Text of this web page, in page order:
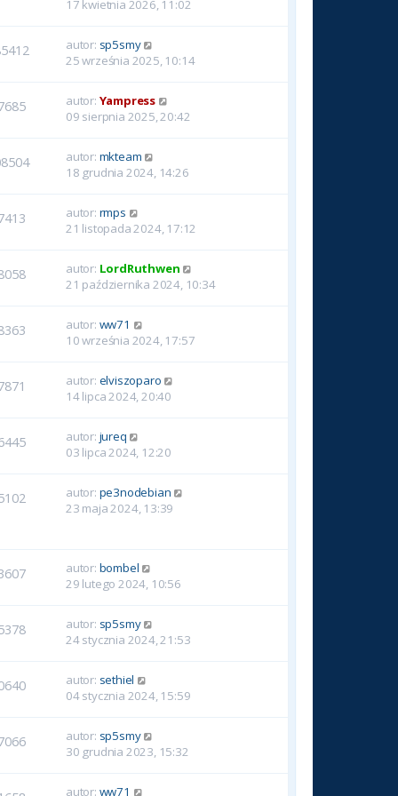
17 kwietnia 2026, 11:02
autor: sp5smy
25 września 2025, 10:14
autor: Yampress
09 sierpnia 2025, 20:42
autor: mkteam
18 grudnia 2024, 14:26
autor: rmps
21 listopada 2024, 17:12
autor: LordRuthwen
21 października 2024, 10:34
autor: ww71
10 września 2024, 17:57
autor: elviszoparo
14 lipca 2024, 20:40
autor: jureq
03 lipca 2024, 12:20
autor: pe3nodebian
23 maja 2024, 13:39
autor: bombel
29 lutego 2024, 10:56
autor: sp5smy
24 stycznia 2024, 21:53
autor: sethiel
04 stycznia 2024, 15:59
autor: sp5smy
30 grudnia 2023, 15:32
autor: ww71